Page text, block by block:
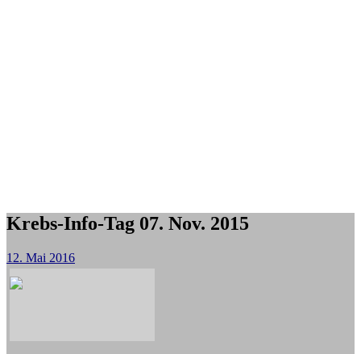
Krebs-Info-Tag 07. Nov. 2015
12. Mai 2016